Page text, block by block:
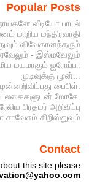
Popular Posts
வீடியோ பாடல்
மாறிய மந்திரவாதி
விவேகானந்தரும்
- இஸ்மவேலும்
மயமாகும் ஐரோப்பா
முடிவுக்கு முன்...
பைபிள்.
மோசே.
பிரதமர் அறிவிப்பு
கிறிஸ்துவும்
Contact
this site please